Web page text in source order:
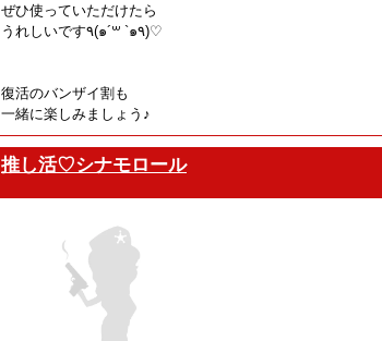
ぜひ使っていただけたら
うれしいです٩(๑´꒳ `๑٩)♡
復活のバンザイ割も
一緒に楽しみましょう♪
推し活♡シナモロール